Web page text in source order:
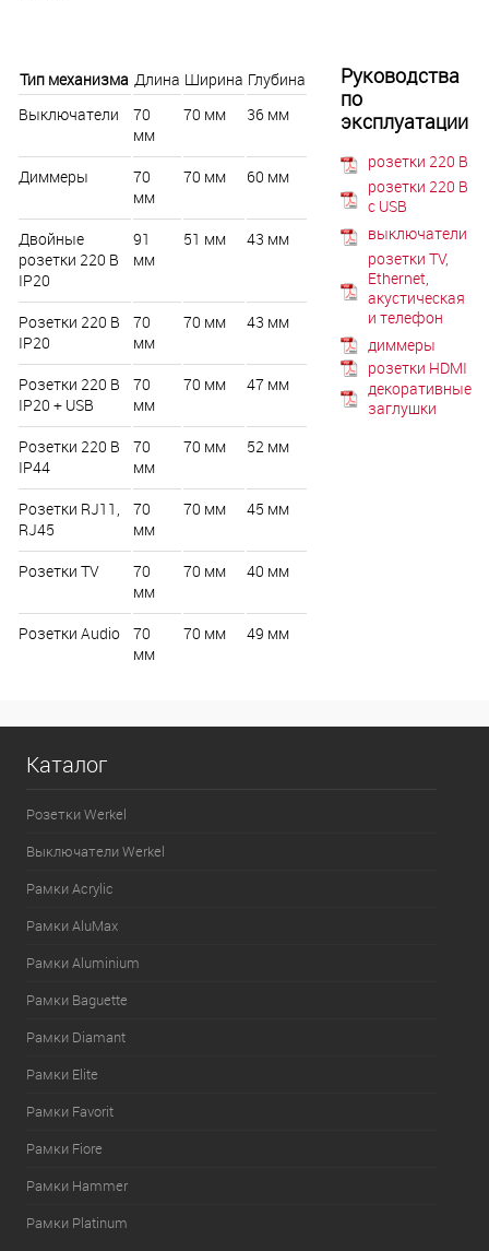
Тип механизма Длина Ширина Глубина
Выключатели
70
мм
70 мм 36 мм
Диммеры
70
мм
70 мм 60 мм
Двойные
розетки 220 В
IP20
91
мм
51 мм 43 мм
Розетки 220 В
IP20
70
мм
70 мм 43 мм
Розетки 220 В
IP20 + USB
70
мм
70 мм 47 мм
Розетки 220 В
IP44
70
мм
70 мм 52 мм
Розетки RJ11,
RJ45
70
мм
70 мм 45 мм
Розетки TV
70
мм
70 мм 40 мм
Розетки Audio
70
мм
70 мм 49 мм
Руководства
по
эксплуатации
розетки 220 В
розетки 220 В
с USB
выключатели
розетки TV,
Ethernet,
акустическая
и телефон
диммеры
розетки HDMI
декоративные
заглушки
Каталог
Розетки Werkel
Выключатели Werkel
Рамки Acrylic
Рамки AluMax
Рамки Aluminium
Рамки Baguette
Рамки Diamant
Рамки Elite
Рамки Favorit
Рамки Fiore
Рамки Hammer
Рамки Platinum